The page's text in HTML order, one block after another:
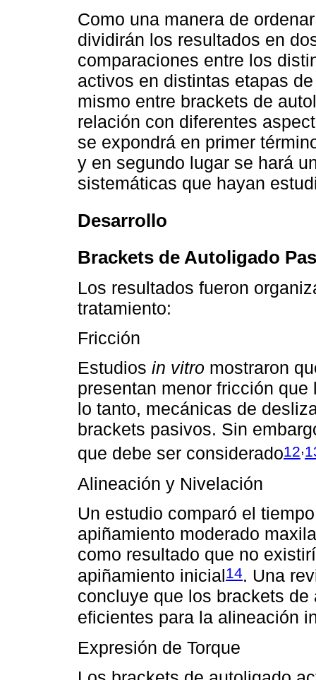
Como una manera de
dividirán los resultados en
comparaciones entre los
activos en distintas etapas
mismo entre brackets de
relación con diferentes
se expondrá en primer
y en segundo lugar se hará
sistemáticas que hayan
Desarrollo
Brackets de Autoligado
Los resultados fueron
tratamiento:
Fricción
Estudios in vitro mostraron
presentan menor fricción
lo tanto, mecánicas de
brackets pasivos. Sin
que debe ser considerado12,
Alineación y Nivelación
Un estudio comparó el
apiñamiento moderado
como resultado que no
apiñamiento inicial14. Una
concluye que los brackets
eficientes para la alineación
Expresión de Torque